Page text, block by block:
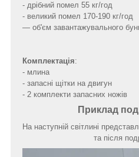
- дрібний помел 55 кг/год
- великий помел 170-190 кг/год
— об'єм завантажувального
Комплектація:
- млина
- запасні щітки на двигун
- 2 комплекти запасних ножів
Приклад
На наступній світлині
та після